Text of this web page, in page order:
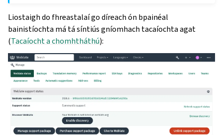
Liostaigh do fhreastalaí go díreach ón bpainéal
bainistíochta má tá síntiús gníomhach tacaíochta agat
(Tacaíocht a chomhtháthú):